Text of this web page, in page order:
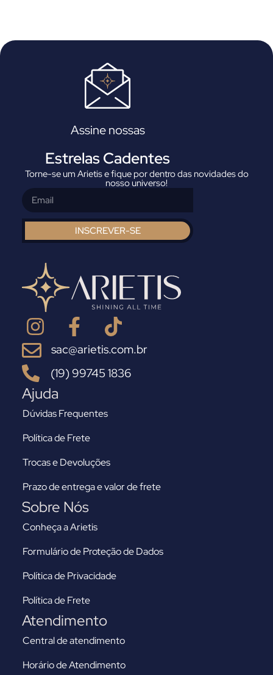
Assine nossas
Estrelas Cadentes
Torne-se um Arietis e fique por dentro das novidades do
nosso universo!
INSCREVER-SE
sac@arietis.com.br
(19) 99745 1836
Ajuda
Dúvidas Frequentes
Política de Frete
Trocas e Devoluções
Prazo de entrega e valor de frete
Sobre Nós
Conheça a Arietis
Formulário de Proteção de Dados
Política de Privacidade
Política de Frete
Atendimento
Central de atendimento
Horário de Atendimento